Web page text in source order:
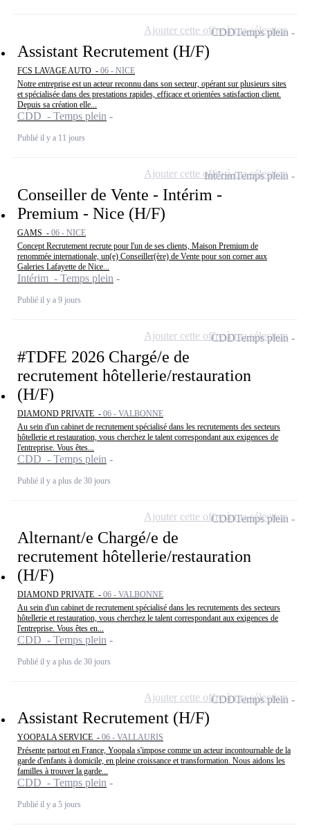
Assistant Recrutement (H/F)
FCS LAVAGE AUTO - 06 - NICE
Notre entreprise est un acteur reconnu dans son secteur, opérant sur plusieurs sites
et spécialisée dans des prestations rapides, efficace et orientées satisfaction client.
Depuis sa création elle...
CDD - Temps plein
Publié il y a 11 jours
CDDTemps plein
Ajouter cette offre à ma sélection
Conseiller de Vente - Intérim -
Premium - Nice (H/F)
GAMS - 06 - NICE
Concept Recrutement recrute pour l'un de ses clients, Maison Premium de
renommée internationale, un(e) Conseiller(ère) de Vente pour son corner aux
Galeries Lafayette de Nice...
Intérim - Temps plein
Publié il y a 9 jours
IntérimTemps plein
Ajouter cette offre à ma sélection
#TDFE 2026 Chargé/e de
recrutement hôtellerie/restauration
(H/F)
DIAMOND PRIVATE - 06 - VALBONNE
Au sein d'un cabinet de recrutement spécialisé dans les recrutements des secteurs
hôtellerie et restauration, vous cherchez le talent correspondant aux exigences de
l'entreprise. Vous êtes...
CDD - Temps plein
Publié il y a plus de 30 jours
CDDTemps plein
Ajouter cette offre à ma sélection
Alternant/e Chargé/e de
recrutement hôtellerie/restauration
(H/F)
DIAMOND PRIVATE - 06 - VALBONNE
Au sein d'un cabinet de recrutement spécialisé dans les recrutements des secteurs
hôtellerie et restauration, vous cherchez le talent correspondant aux exigences de
l'entreprise. Vous êtes en...
CDD - Temps plein
Publié il y a plus de 30 jours
CDDTemps plein
Ajouter cette offre à ma sélection
Assistant Recrutement (H/F)
YOOPALA SERVICE - 06 - VALLAURIS
Présente partout en France, Yoopala s'impose comme un acteur incontournable de la
garde d'enfants à domicile, en pleine croissance et transformation. Nous aidons les
familles à trouver la garde...
CDD - Temps plein
Publié il y a 5 jours
CDDTemps plein
Ajouter cette offre à ma sélection